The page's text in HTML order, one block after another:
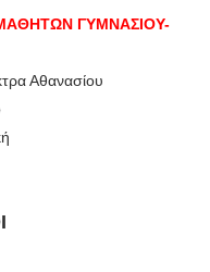
ΓΥΜΝΑΣΙΟΥ-
Αθανασίου